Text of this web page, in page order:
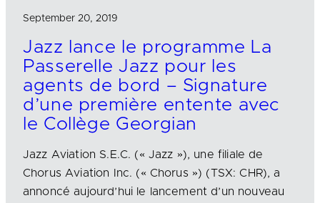
September 20, 2019
Jazz lance le programme La
Passerelle Jazz pour les
agents de bord – Signature
d’une première entente avec
le Collège Georgian
Jazz Aviation S.E.C. (« Jazz »), une filiale de
Chorus Aviation Inc. (« Chorus ») (TSX: CHR), a
annoncé aujourd’hui le lancement d’un nouveau